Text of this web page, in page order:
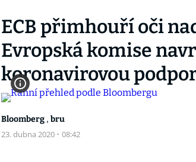
ECB přimhouří oči
Evropská komise
koronavirovou
Bloomberg , bru
23. dubna 2020 · 08:42